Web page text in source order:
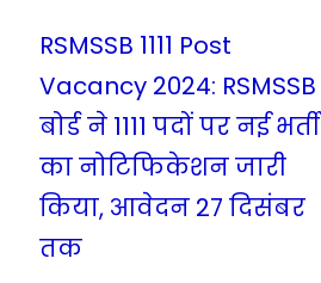
RSMSSB 1111 Post
Vacancy 2024: RSMSSB
बोर्ड ने 1111 पदों पर नई भर्ती
का नोटिफिकेशन जारी
किया, आवेदन 27 दिसंबर
तक